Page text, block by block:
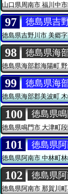
山口県周南市 福川中
97 徳島県吉
徳島県吉野川市美郷字
98 徳島県海
徳島県海部郡海陽町野
99 徳島県海
徳島県海部郡美波町木
100 徳島県
徳島県鳴門市 大津町
101 徳島県
徳島県阿南市中林町
102 徳島県
徳島県阿南市那賀川